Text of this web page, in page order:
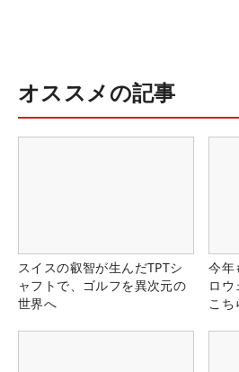
オススメの記事
スイスの叡智が生んだTPTシ
ャフトで、ゴルフを異次元の
世界へ
今年
ロウ
こち